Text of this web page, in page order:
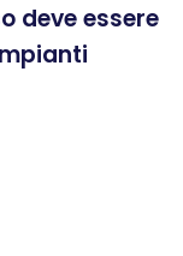
deve essere